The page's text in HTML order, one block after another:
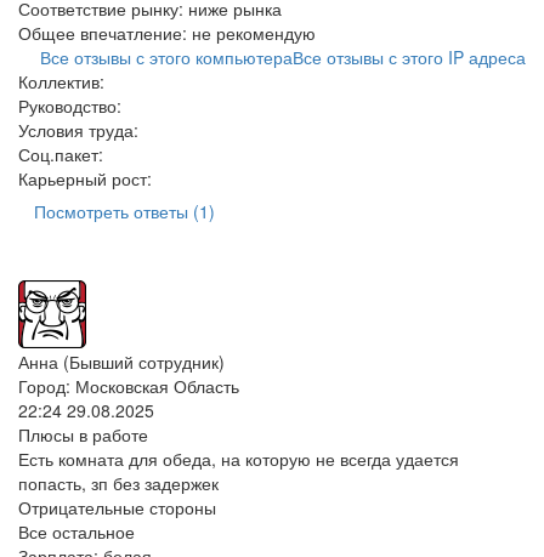
Соответствие рынку: ниже рынка
Общее впечатление: не рекомендую
Все отзывы с этого IP адреса
Все отзывы с этого компьютера
Коллектив:
Руководство:
Условия труда:
Соц.пакет:
Карьерный рост:
Посмотреть ответы (1)
Анна (Бывший сотрудник)
Город: Московская Область
22:24 29.08.2025
Плюсы в работе
Есть комната для обеда, на которую не всегда удается
попасть, зп без задержек
Отрицательные стороны
Все остальное